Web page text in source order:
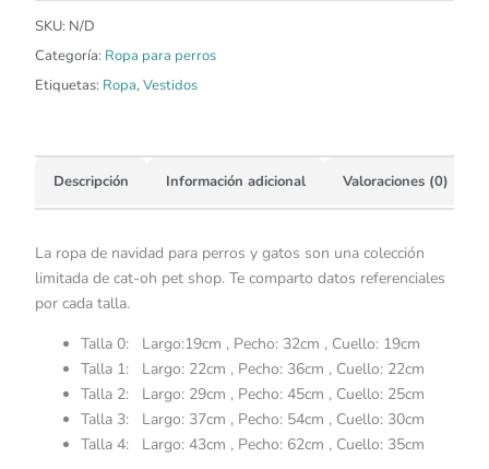
SKU: N/D
Categoría: Ropa para perros
Etiquetas: Ropa,Vestidos
Descripción Información adicional Valoraciones (0)
La ropa de navidad para perros y gatos son una colección
limitada de cat-oh pet shop. Te comparto datos referenciales
por cada talla.
Talla 0: Largo:19cm , Pecho: 32cm , Cuello: 19cm
Talla 1: Largo: 22cm , Pecho: 36cm , Cuello: 22cm
Talla 2: Largo: 29cm , Pecho: 45cm , Cuello: 25cm
Talla 3: Largo: 37cm , Pecho: 54cm , Cuello: 30cm
Talla 4: Largo: 43cm , Pecho: 62cm , Cuello: 35cm